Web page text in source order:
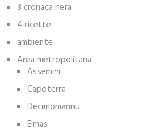
3 cronaca nera
4 ricette
ambiente
Area metropolitana
Assemini
Capoterra
Decimomannu
Elmas